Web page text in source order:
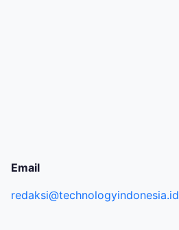
Email
redaksi@technologyindonesia.id